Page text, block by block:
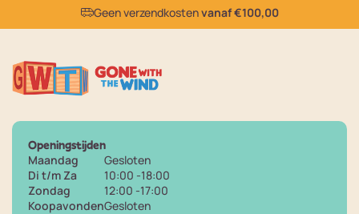
Geen verzendkostenvanaf €100,00
Openingstijden
Maandag
Di t/m Za
Zondag
Koopavonden
Gesloten
10:00 -18:00
12:00 -17:00
Gesloten